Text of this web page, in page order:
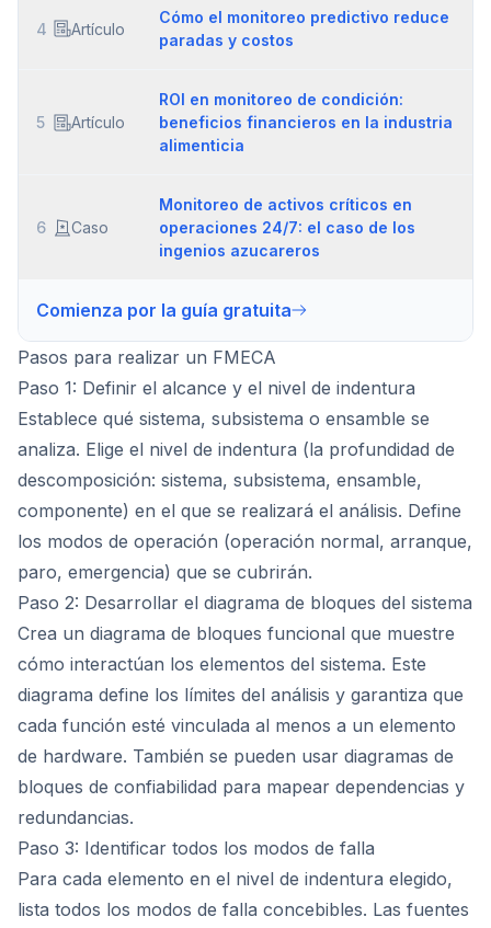
4 Artículo
Cómo el monitoreo predictivo reduce
paradas y costos
5 Artículo
ROI en monitoreo de condición:
beneficios financieros en la industria
alimenticia
6 Caso
Monitoreo de activos críticos en
operaciones 24/7: el caso de los
ingenios azucareros
Comienza por la guía gratuita
Pasos para realizar un FMECA
Paso 1: Definir el alcance y el nivel de indentura
Establece qué sistema, subsistema o ensamble se
analiza. Elige el nivel de indentura (la profundidad de
descomposición: sistema, subsistema, ensamble,
componente) en el que se realizará el análisis. Define
los modos de operación (operación normal, arranque,
paro, emergencia) que se cubrirán.
Paso 2: Desarrollar el diagrama de bloques del sistema
Crea un diagrama de bloques funcional que muestre
cómo interactúan los elementos del sistema. Este
diagrama define los límites del análisis y garantiza que
cada función esté vinculada al menos a un elemento
de hardware. También se pueden usar diagramas de
bloques de confiabilidad para mapear dependencias y
redundancias.
Paso 3: Identificar todos los modos de falla
Para cada elemento en el nivel de indentura elegido,
lista todos los modos de falla concebibles. Las fuentes